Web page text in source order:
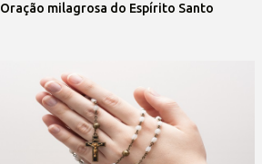
Oração milagrosa do Espírito Santo